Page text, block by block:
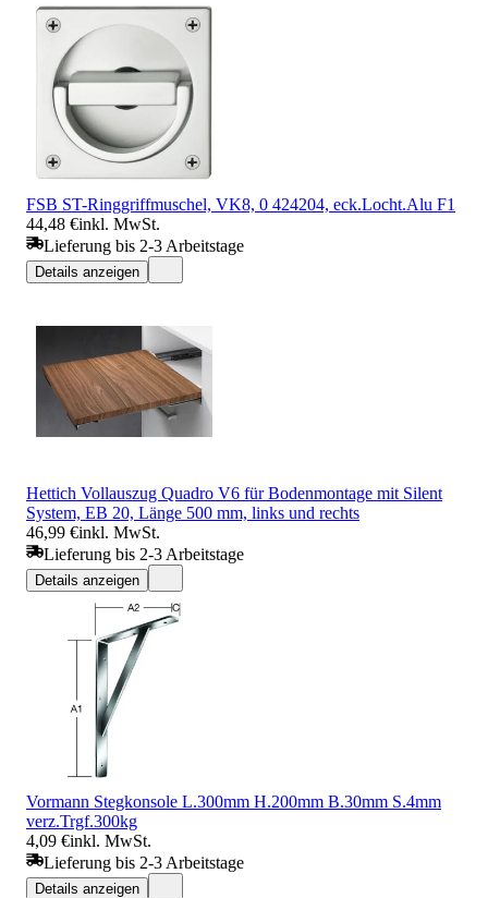
FSB ST-Ringgriffmuschel, VK8, 0 424204, eck.Locht.Alu F1
44,48 €inkl. MwSt.
Lieferung bis 2-3 Arbeitstage
Details anzeigen
Hettich Vollauszug Quadro V6 für Bodenmontage mit Silent
System, EB 20, Länge 500 mm, links und rechts
46,99 €inkl. MwSt.
Lieferung bis 2-3 Arbeitstage
Details anzeigen
Vormann Stegkonsole L.300mm H.200mm B.30mm S.4mm
verz.Trgf.300kg
4,09 €inkl. MwSt.
Lieferung bis 2-3 Arbeitstage
Details anzeigen